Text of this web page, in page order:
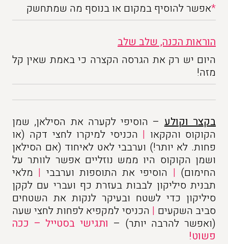
*אפשר להוסיף במקום או בנוסף מה שמתחשק
הוראות הכנה, שלב שלב
היום יש רק את הגרסה הקצרה כי באמת שאין קל
מזה!
בקצר וקולע– הוסיפי לקערה את הסילאן, שמן
הקוקוס והקקאו | הכניסי למיקרו לחצי דקה (או
פחות. לא יותר!) וערבבי לאט לאיחוד (אם הסילאן
ושמן הקוקוס היו ממש נוזליים אפשר לוותר על
החימום) | הוסיפי את התוספות וערבבי | מלאי
תבנית סיליקון לבבות בעזרת כף ועברי עם לקקן
סיליקון כדי לשטח ובעיקר לנקות את השטחים
סביב השקעים | הכניסי למקפיא לפחות לחצי שעה
(ואפשר להרבה יותר) – ותגישי בסטייל – ככה
פשוט!